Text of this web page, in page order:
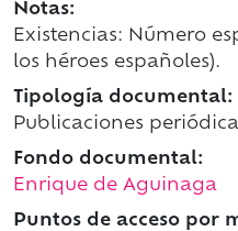
Notas:
Existencias: Número
los héroes españoles).
Tipología documental:
Publicaciones
Fondo documental:
Enrique de Aguinaga
Puntos de acceso por